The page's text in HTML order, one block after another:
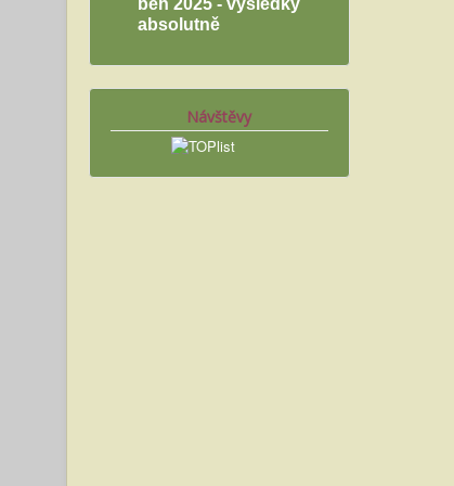
absolutně
Návštěvy